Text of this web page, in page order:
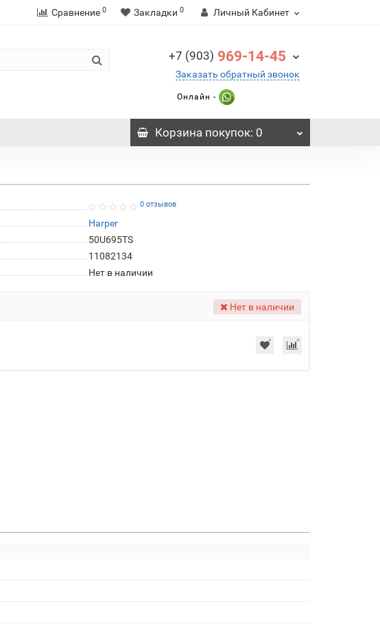
Сравнение 0 Закладки 0 Личный Кабинет
+7 (903) 969-14-45
Заказать обратный звонок
Онлайн -
Корзинапокупок: 0
0 отзывов
Harper
50U695TS
11082134
Нет в наличии
Нет в наличии